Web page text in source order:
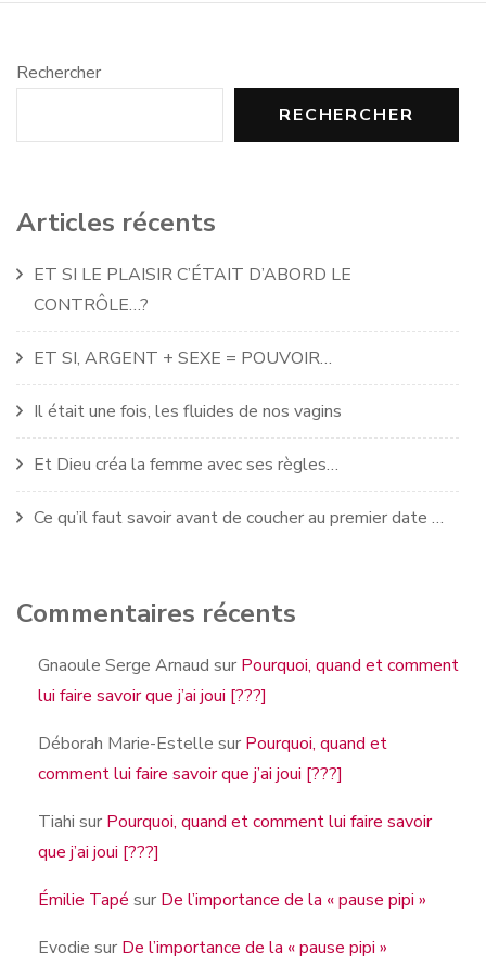
Rechercher
RECHERCHER
Articles récents
ET SI LE PLAISIR C’ÉTAIT D’ABORD LE
CONTRÔLE…?
ET SI, ARGENT + SEXE = POUVOIR…
Il était une fois, les fluides de nos vagins
Et Dieu créa la femme avec ses règles…
Ce qu’il faut savoir avant de coucher au premier date …
Commentaires récents
Gnaoule Serge Arnaud sur Pourquoi, quand et comment
lui faire savoir que j’ai joui [???]
Déborah Marie-Estelle sur Pourquoi, quand et
comment lui faire savoir que j’ai joui [???]
Tiahi sur Pourquoi, quand et comment lui faire savoir
que j’ai joui [???]
Émilie Tapé sur De l’importance de la « pause pipi »
Evodie sur De l’importance de la « pause pipi »